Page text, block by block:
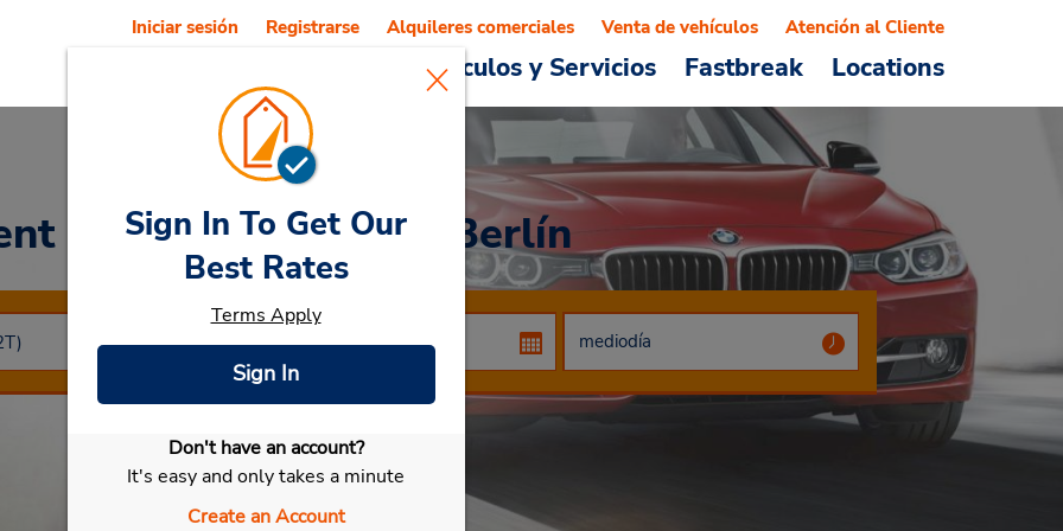
Vehículos y Servicios Fastbreak Locations
Iniciar sesión Registrarse Alquileres comerciales Venta de vehículos Atención al Cliente
a Carat Centro de Berlín
Seleccionar mi vehículo
Sign In To Get Our
Best Rates
Terms Apply
Sign In
Don't have an account?
It's easy and only takes a minute
Create an Account